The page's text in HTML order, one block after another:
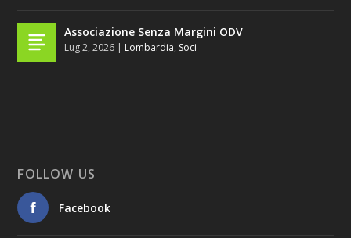
Associazione Senza Margini ODV
Lug 2, 2026 | Lombardia, Soci
FOLLOW US
Facebook